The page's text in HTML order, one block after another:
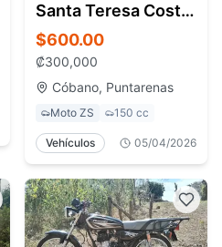
Santa Teresa Costa
Rica
$600.00
₡300,000
Cóbano, Puntarenas
Moto ZS 150 cc
Vehículos 05/04/2026